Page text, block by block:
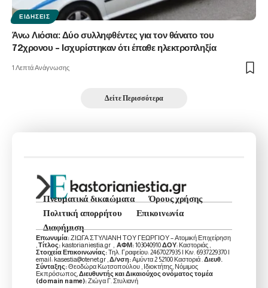
ΕΙΔΉΣΕΙΣ
Άνω Λιόσια: Δύο συλληφθέντες για τον θάνατο του
72χρονου – Ισχυρίστηκαν ότι έπαθε ηλεκτροπληξία
1 Λεπτά Ανάγνωσης
Δείτε Περισσότερα
Πνευματικά δικαιώματα
Όρους χρήσης
Πολιτική απορρήτου
Επικοινωνία
Διαφήμιση
Επωνυμία:ΖΙΩΓΑ ΣΤΥΛΙΑΝΗ ΤΟΥ ΓΕΩΡΓΙΟΥ – Ατομική Επιχείρηση
Τίτλος: kastorianiestia.gr , ΑΦΜ:103040910ΔΟΥ: Καστοριάς ,
Στοιχεία Επικοινωνίας:Τηλ. Γραφείου: 2467027935 | Κιν. 6937229370 |
email: kasestia@otenet.gr , Δ/νση:Αμύντα 2 52100 Καστοριά . Διευθ.
Σύνταξης:Θεοδώρα Κωτσοπούλου , Ιδιοκτήτης, Νόμιμος
Εκπρόσωπος, Διευθυντής και Δικαιούχος ονόματος τομέα
(domain name):Ζιώγα Γ. Στυλιανή